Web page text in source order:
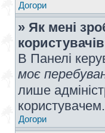
Догори
» Як мені
В Панелі
моє
лише
користувачем.
Догори